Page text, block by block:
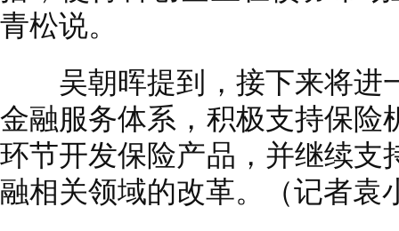
青松说。
吴朝晖提到，接下来将进
金融服务体系，积极支持保险
环节开发保险产品，并继续支
融相关领域的改革。（记者袁